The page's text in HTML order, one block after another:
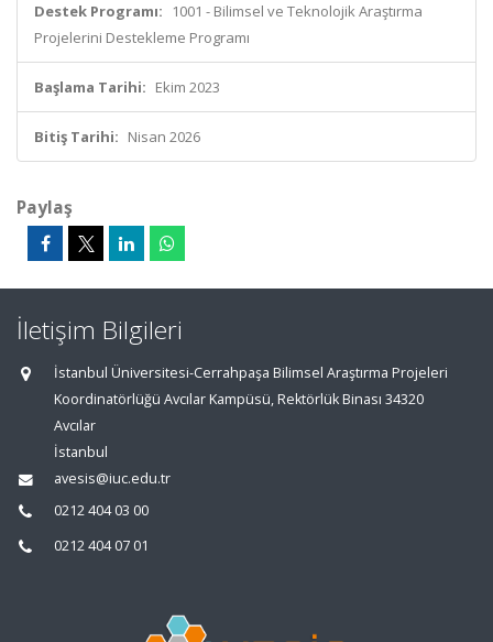
Destek Programı:
1001 - Bilimsel ve Teknolojik Araştırma
Projelerini Destekleme Programı
Başlama Tarihi: Ekim 2023
Bitiş Tarihi: Nisan 2026
Paylaş
İletişim Bilgileri
İstanbul Üniversitesi-Cerrahpaşa Bilimsel Araştırma Projeleri
Koordinatörlüğü Avcılar Kampüsü, Rektörlük Binası 34320
Avcılar
İstanbul
avesis@iuc.edu.tr
0212 404 03 00
0212 404 07 01